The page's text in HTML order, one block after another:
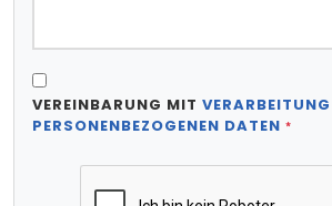
VEREINBARUNG MIT
PERSONENBEZOGENEN DATEN *